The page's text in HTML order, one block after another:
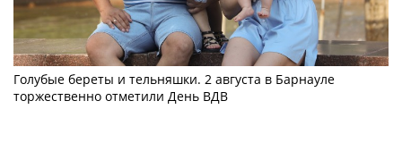
Голубые береты и тельняшки. 2 августа в Барнауле
торжественно отметили День ВДВ